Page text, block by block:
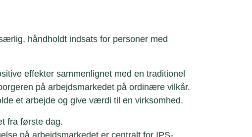
håndholdt indsats for personer med
effekter sammenlignet med en traditionel
på arbejdsmarkedet på ordinære vilkår.
et arbejde og give værdi til en virksomhed.
fra første dag.
på arbejdsmarkedet er centralt for IPS-